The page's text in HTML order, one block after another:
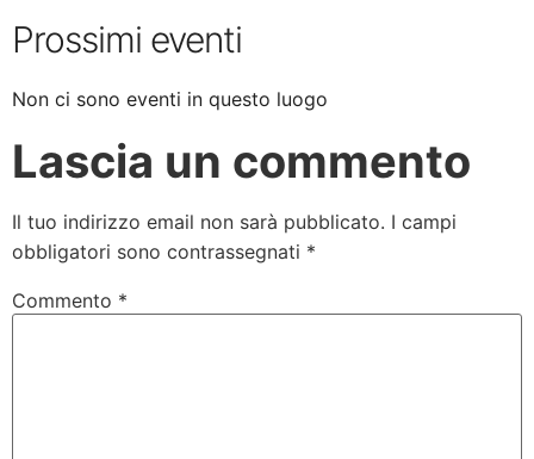
Prossimi eventi
Non ci sono eventi in questo luogo
Lascia un commento
Il tuo indirizzo email non sarà pubblicato. I campi
obbligatori sono contrassegnati *
Commento *